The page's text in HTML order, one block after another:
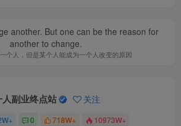
another. But one can be the reason for
another to change.
个人，但是某个人能成为一个人改变的原因
副业终点站 关注
0 718W+ 10973W+